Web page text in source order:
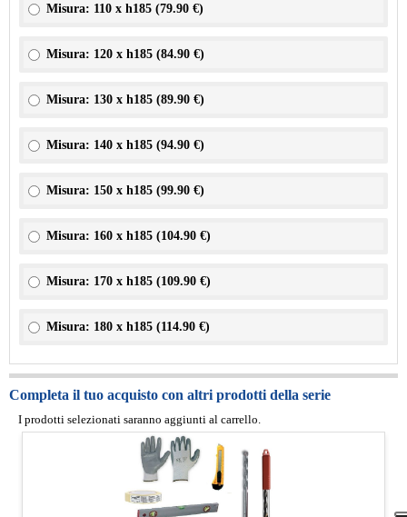
Misura: 110 x h185 (79.90 €)
Misura: 120 x h185 (84.90 €)
Misura: 130 x h185 (89.90 €)
Misura: 140 x h185 (94.90 €)
Misura: 150 x h185 (99.90 €)
Misura: 160 x h185 (104.90 €)
Misura: 170 x h185 (109.90 €)
Misura: 180 x h185 (114.90 €)
Completa il tuo acquisto con altri prodotti della serie
I prodotti selezionati saranno aggiunti al carrello.